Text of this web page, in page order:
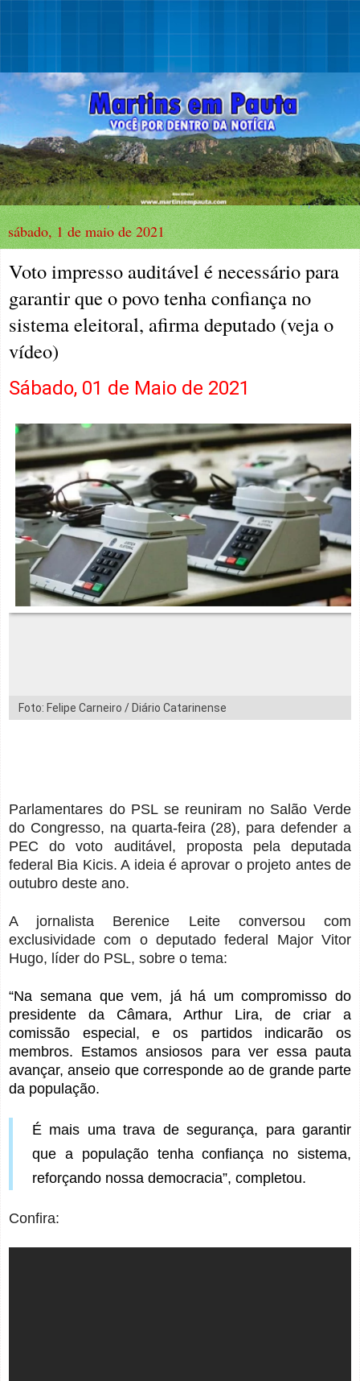
sábado, 1 de maio de 2021
Voto impresso auditável é necessário para
garantir que o povo tenha confiança no
sistema eleitoral, afirma deputado (veja o
vídeo)
Sábado, 01 de Maio de 2021
Foto: Felipe Carneiro / Diário Catarinense
Parlamentares do PSL se reuniram no Salão Verde
do Congresso, na quarta-feira (28), para defender a
PEC do voto auditável, proposta pela deputada
federal Bia Kicis. A ideia é aprovar o projeto antes de
outubro deste ano.
A jornalista Berenice Leite conversou com
exclusividade com o deputado federal Major Vitor
Hugo, líder do PSL, sobre o tema:
“Na semana que vem, já há um compromisso do
presidente da Câmara, Arthur Lira, de criar a
comissão especial, e os partidos indicarão os
membros. Estamos ansiosos para ver essa pauta
avançar, anseio que corresponde ao de grande parte
da população.
É mais uma trava de segurança, para garantir
que a população tenha confiança no sistema,
reforçando nossa democracia”, completou.
Confira: